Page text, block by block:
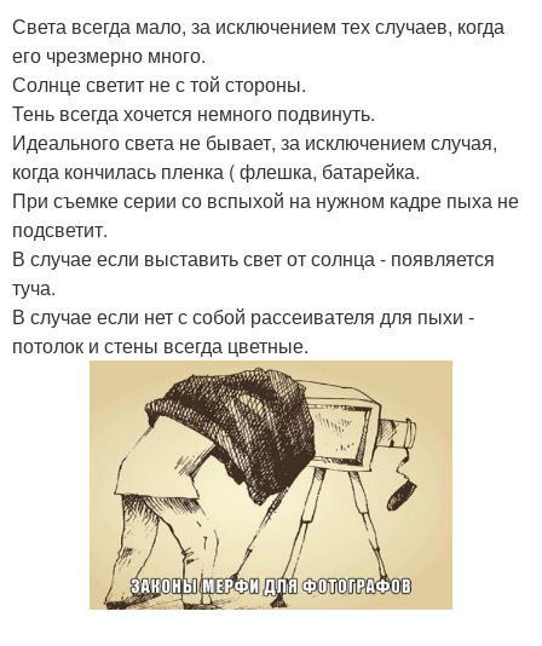
Света всегда мало, за исключением тех случаев, когда
его чрезмерно много.
Солнце светит не с той стороны.
Тень всегда хочется немного подвинуть.
Идеального света не бывает, за исключением случая,
когда кончилась пленка ( флешка, батарейка.
При съемке серии со вспыхой на нужном кадре пыха не
подсветит.
В случае если выставить свет от солнца - появляется
туча.
В случае если нет с собой рассеивателя для пыхи -
потолок и стены всегда цветные.